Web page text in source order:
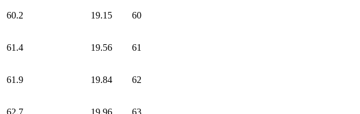
60.2 19.15 60
61.4 19.56 61
61.9 19.84 62
62.7 19.96 63